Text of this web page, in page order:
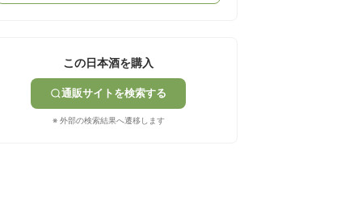
この日本酒を購入
通販サイトを検索する
※ 外部の検索結果へ遷移します